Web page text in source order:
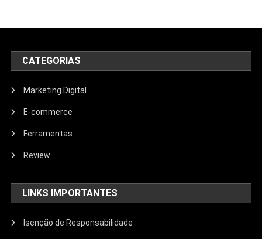
CATEGORIAS
Marketing Digital
E-commerce
Ferramentas
Review
LINKS IMPORTANTES
Isenção de Responsabilidade